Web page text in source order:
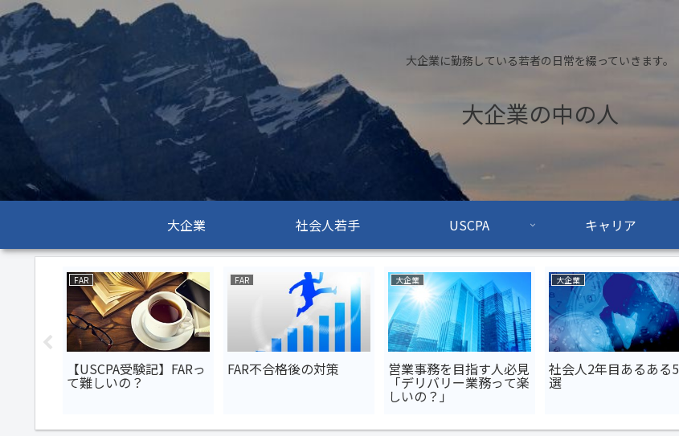
大企業に勤務している若者の日常を綴っていきます。
大企業の中の人
大企業 社会人若手 USCPA キャリア
FAR
【USCPA受験記】FARっ
て難しいの？
FAR
FAR不合格後の対策
大企業
営業事務を目指す人必見
「デリバリー業務って楽
しいの？」
大企業
社会人2年目あるある5
選